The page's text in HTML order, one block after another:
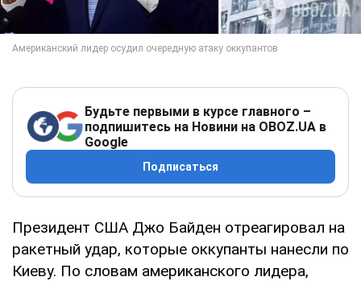
Будьте первыми в курсе главного –
подпишитесь на Новини на OBOZ.UA в
Google
Подписаться
Президент США Джо Байден отреагировал на
ракетный удар, которые оккупанты нанесли по
Киеву. По словам американского лидера,